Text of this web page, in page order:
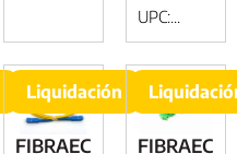
UPC:...
FIBRAEC
Liquidación
FIBRAEC